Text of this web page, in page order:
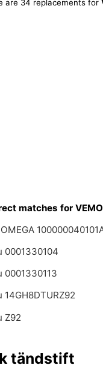
are 34 replacements for
matches for
0001330104
0001330113
14GH8DTURZ92
Z92
tändstift